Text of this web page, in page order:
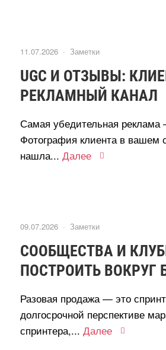
11.07.2026 · Заметки
UGC И ОТЗЫВЫ:
РЕКЛАМНЫЙ КАНАЛ
Самая убедительная
Фотография клиента в вашем
нашла... Далее
09.07.2026 · Заметки
СООБЩЕСТВА И
ПОСТРОИТЬ
Разовая продажа — это
долгосрочной перспективе
спринтера,... Далее